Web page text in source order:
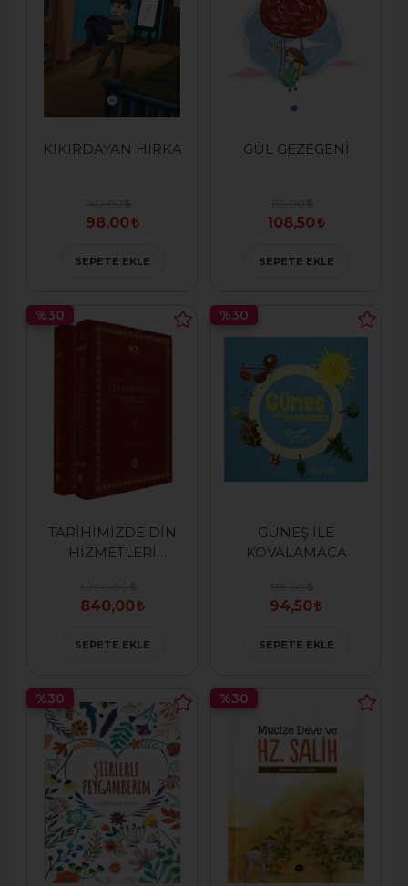
KIKIRDAYAN HIRKA
98,00
SEPETE EKLE
GÜL GEZEGENİ
108,50
SEPETE EKLE
TARİHİMİZDE DİN
HİZMETLERİ
REİSLİĞİ
840,00
%30
SEPETE EKLE
GÜNEŞ İLE
KOVALAMACA
94,50
%30
SEPETE EKLE
%30 %30